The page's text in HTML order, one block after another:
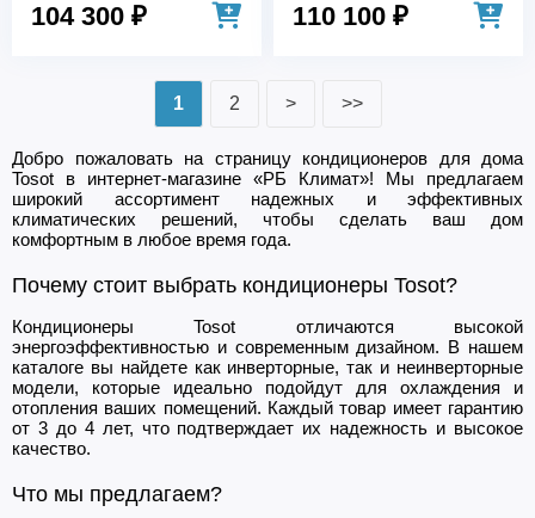
104 300 ₽ 110 100 ₽
1 2 > >>
Добро пожаловать на страницу кондиционеров для дома
Tosot в интернет-магазине «РБ Климат»! Мы предлагаем
широкий ассортимент надежных и эффективных
климатических решений, чтобы сделать ваш дом
комфортным в любое время года.
Почему стоит выбрать кондиционеры Tosot?
Кондиционеры Tosot отличаются высокой
энергоэффективностью и современным дизайном. В нашем
каталоге вы найдете как инверторные, так и неинверторные
модели, которые идеально подойдут для охлаждения и
отопления ваших помещений. Каждый товар имеет гарантию
от 3 до 4 лет, что подтверждает их надежность и высокое
качество.
Что мы предлагаем?